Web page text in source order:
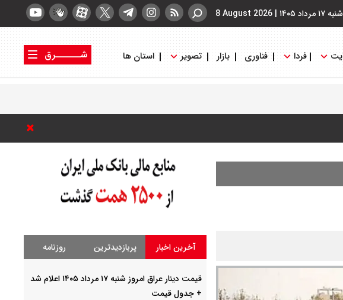
شنبه ۱۷ مرداد ۱۴۰۵ |
8 August 2026
فردا فناوری بازار تصویر استان ها
شــــــرق
آخرین اخبار پربازدیدترین روزنامه
قیمت دینار عراق امروز شنبه ۱۷ مرداد ۱۴۰۵ اعلام شد
+ جدول قیمت